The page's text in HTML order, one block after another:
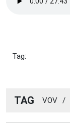
Tag:
TAG VOV /